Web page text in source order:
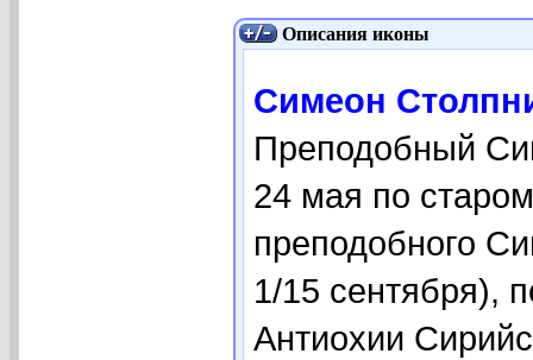
Описания иконы
Симеон
Преподобный
24 мая по
преподобного
1/15 сентября),
Антиохии